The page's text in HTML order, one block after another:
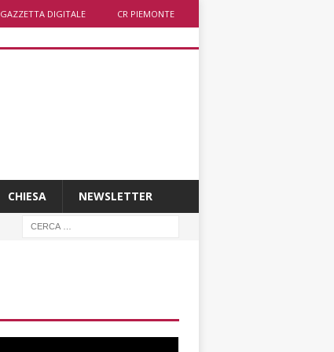
GAZZETTA DIGITALE CR PIEMONTE
CHIESA NEWSLETTER